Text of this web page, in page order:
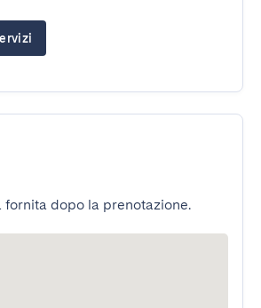
fornita dopo la prenotazione.